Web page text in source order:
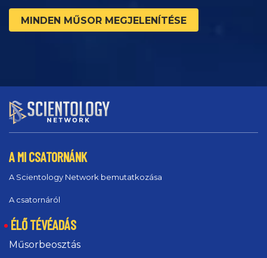
MINDEN MŰSOR MEGJELENÍTÉSE
A MI CSATORNÁNK
A Scientology Network bemutatkozása
A csatornáról
ÉLŐ TÉVÉADÁS
Műsorbeosztás